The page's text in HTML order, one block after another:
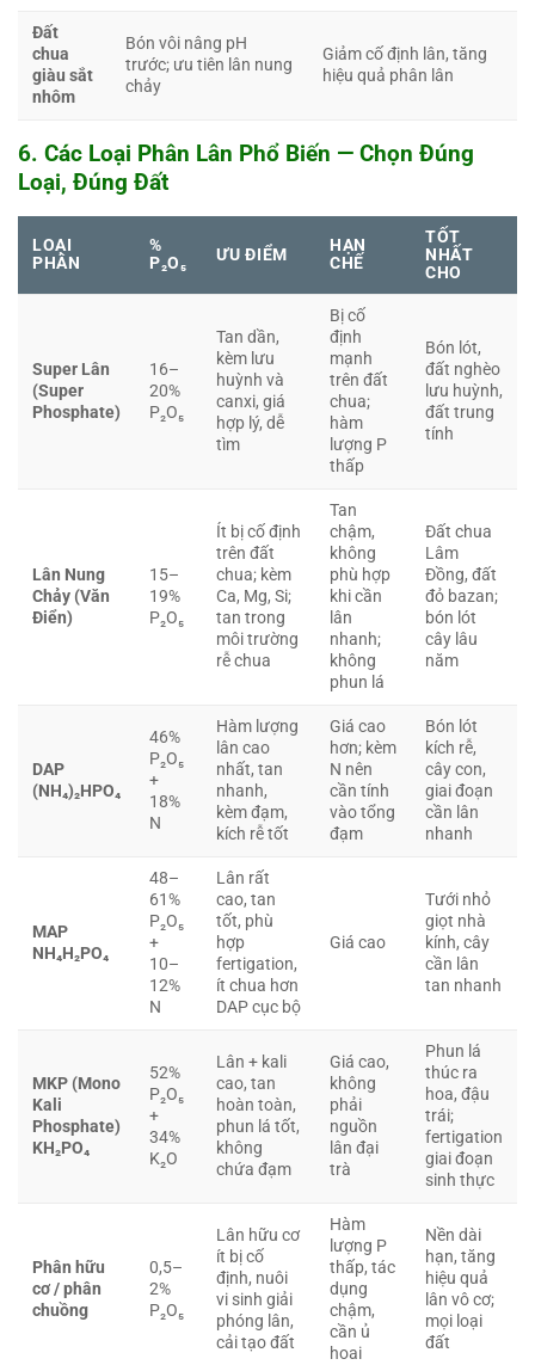
Đất
chua
giàu sắt
nhôm
Bón vôi nâng pH
trước; ưu tiên lân nung
chảy
Giảm cố định lân, tăng
hiệu quả phân lân
6. Các Loại Phân Lân Phổ Biến — Chọn Đúng
Loại, Đúng Đất
LOẠI
PHÂN
%
P₂O₅
ƯU ĐIỂM
HẠN
CHẾ
TỐT
NHẤT
CHO
Super Lân
(Super
Phosphate)
16–
20%
P₂O₅
Tan dần,
kèm lưu
huỳnh và
canxi, giá
hợp lý, dễ
tìm
Bị cố
định
mạnh
trên đất
chua;
hàm
lượng P
thấp
Bón lót,
đất nghèo
lưu huỳnh,
đất trung
tính
Lân Nung
Chảy (Văn
Điển)
15–
19%
P₂O₅
Ít bị cố định
trên đất
chua; kèm
Ca, Mg, Si;
tan trong
môi trường
rễ chua
Tan
chậm,
không
phù hợp
khi cần
lân
nhanh;
không
phun lá
Đất chua
Lâm
Đồng, đất
đỏ bazan;
bón lót
cây lâu
năm
DAP
(NH₄)₂HPO₄
46%
P₂O₅
+
18%
N
Hàm lượng
lân cao
nhất, tan
nhanh,
kèm đạm,
kích rễ tốt
Giá cao
hơn; kèm
N nên
cần tính
vào tổng
đạm
Bón lót
kích rễ,
cây con,
giai đoạn
cần lân
nhanh
MAP
NH₄H₂PO₄
48–
61%
P₂O₅
+
10–
12%
N
Lân rất
cao, tan
tốt, phù
hợp
fertigation,
ít chua hơn
DAP cục bộ
Giá cao
Tưới nhỏ
giọt nhà
kính, cây
cần lân
tan nhanh
MKP (Mono
Kali
Phosphate)
KH₂PO₄
52%
P₂O₅
+
34%
K₂O
Lân + kali
cao, tan
hoàn toàn,
phun lá tốt,
không
chứa đạm
Giá cao,
không
phải
nguồn
lân đại
trà
Phun lá
thúc ra
hoa, đậu
trái;
fertigation
giai đoạn
sinh thực
Phân hữu
cơ / phân
chuồng
0,5–
2%
P₂O₅
Lân hữu cơ
ít bị cố
định, nuôi
vi sinh giải
phóng lân,
cải tạo đất
Hàm
lượng P
thấp, tác
dụng
chậm,
cần ủ
hoai
Nền dài
hạn, tăng
hiệu quả
lân vô cơ;
mọi loại
đất